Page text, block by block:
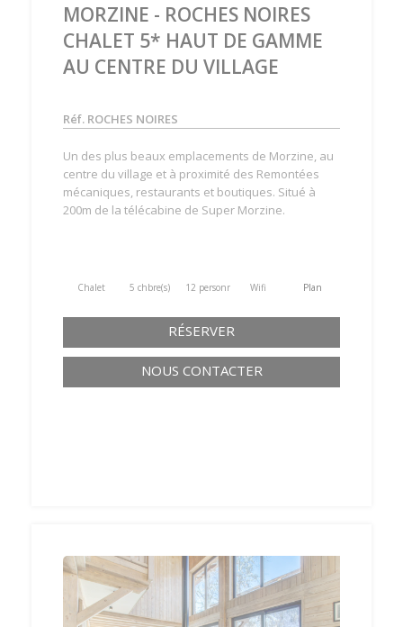
MORZINE - ROCHES NOIRES
CHALET 5* HAUT DE GAMME
AU CENTRE DU VILLAGE
Réf. ROCHES NOIRES
Un des plus beaux emplacements de Morzine, au
centre du village et à proximité des Remontées
mécaniques, restaurants et boutiques. Situé à
200m de la télécabine de Super Morzine.
Chalet 5 chbre(s) 12 personne(s) Wifi Plan
RÉSERVER
NOUS CONTACTER